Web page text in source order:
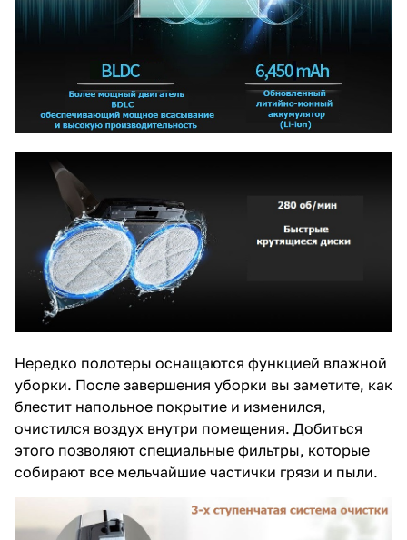
Нередко полотеры оснащаются функцией влажной
уборки. После завершения уборки вы заметите, как
блестит напольное покрытие и изменился,
очистился воздух внутри помещения. Добиться
этого позволяют специальные фильтры, которые
собирают все мельчайшие частички грязи и пыли.